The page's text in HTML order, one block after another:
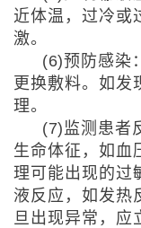
近体温，过冷或
激。
(6)预防感染
更换敷料。如发
理。
(7)监测患者
生命体征，如血
理可能出现的过
液反应，如发热
旦出现异常，应